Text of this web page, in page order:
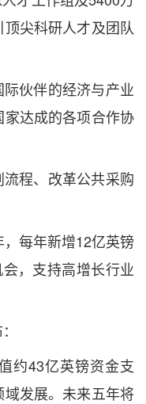
尖科研人才及团队
际伙伴的经济与产业
达成的各项合作协
流程、改革公共采购
，每年新增12亿英镑
，支持高增长行业
约43亿英镑资金支
发展。未来五年将